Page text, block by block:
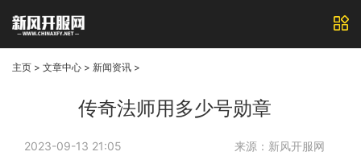
主页 > 文章中心 > 新闻资讯 >
传奇法师用多少号勋章
2023-09-13 21:05 来源：新风开服网